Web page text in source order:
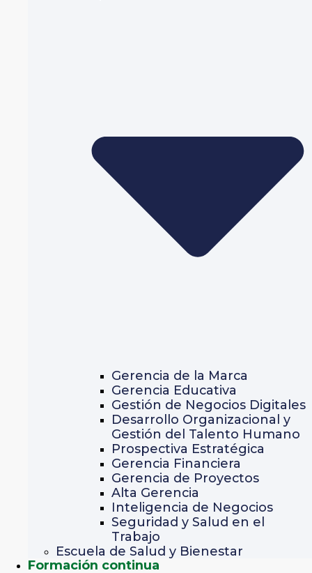
Gerencia de la Marca
Gerencia Educativa
Gestión de Negocios Digitales
Desarrollo Organizacional y
Gestión del Talento Humano
Prospectiva Estratégica
Gerencia Financiera
Gerencia de Proyectos
Alta Gerencia
Inteligencia de Negocios
Seguridad y Salud en el
Trabajo
Escuela de Salud y Bienestar
Formación continua